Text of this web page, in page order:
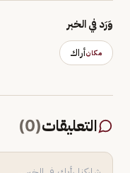
وَرَد في الخبر
مكانأراك
التعليقات(
0
)